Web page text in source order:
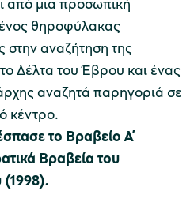
θηροφύλακας
στην αναζήτηση της
Δέλτα του Έβρου και ένας
αναζητά παρηγοριά σε
κέντρο.
το Βραβείο Α’
Βραβεία του
(1998).